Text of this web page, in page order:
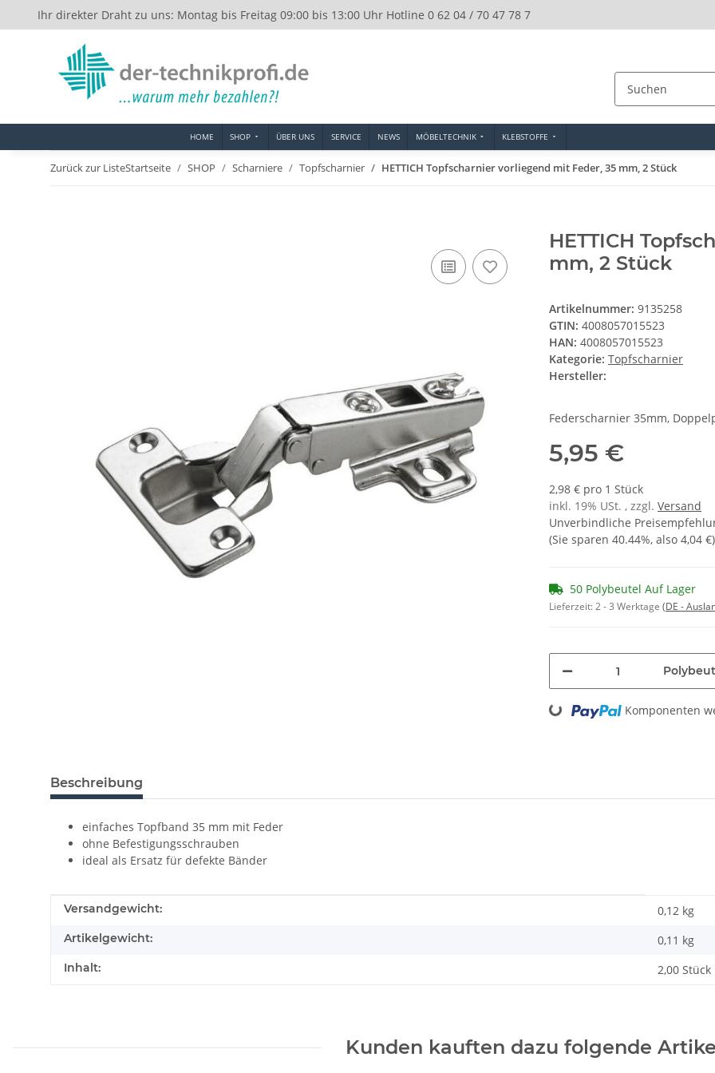
Ihr direkter Draht zu uns: Montag bis Freitag 09:00 bis 13:00 Uhr Hotline 0 62 04 / 70 47 78 7
HOME SHOP ÜBER UNS SERVICE NEWS MÖBELTECHNIK KLEBSTOFFE
Zurück zur ListeStartseite SHOP Scharniere Topfscharnier HETTICH Topfscharnier vorliegend mit Feder, 35 mm, 2 Stück
HETTICH
mm, 2 Stück
Artikelnummer: 9135258
GTIN: 4008057015523
HAN: 4008057015523
Kategorie: Topfscharnier
Hersteller:
Federscharnier 35mm,
5,95 €
2,98 € pro 1 Stück
inkl. 19% USt. , zzgl. Versand
Unverbindliche
(Sie sparen 40.44%, also 4,04 €)
50 Polybeutel Auf Lager
Lieferzeit:2 - 3 Werktage (DE -
Loading... Komponenten
Beschreibung
einfaches Topfband 35 mm mit Feder
ohne Befestigungsschrauben
ideal als Ersatz für defekte Bänder
Produkteigenschaft
Wert
Versandgewicht: 0,12 kg
Artikelgewicht: 0,11 kg
Inhalt: 2,00 Stück
Kunden kauften dazu folgende